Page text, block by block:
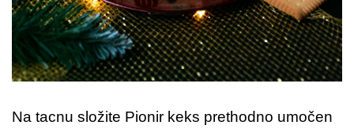
Na tacnu složite Pionir keks prethodno umočen